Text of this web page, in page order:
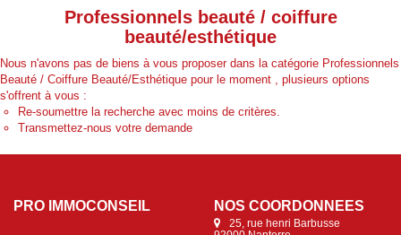
Professionnels beauté / coiffure
beauté/esthétique
Nous n'avons pas de biens à vous proposer dans la catégorie Professionnels
Beauté / Coiffure Beauté/Esthétique pour le moment , plusieurs options
s'offrent à vous :
Re-soumettre la recherche avec moins de critères.
Transmettez-nous votre demande
PRO IMMOCONSEIL NOS COORDONNÉES
25, rue henri Barbusse